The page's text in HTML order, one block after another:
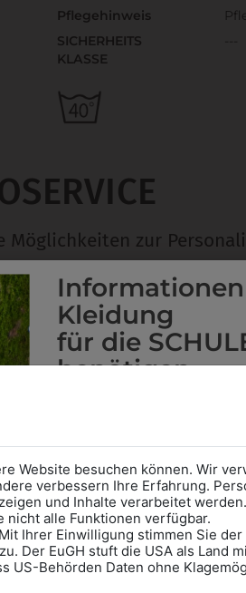
Pflegehinweis
SICHERHEITS
KLASSE
zur
bedruckt werden. Sehr
und beim Sticken wieder ab
AUCH
Website besuchen können. Wir
verbessern Ihre Erfahrung.
und Inhalte verarbeitet
alle Funktionen verfügbar.
Ihrer Einwilligung stimmen Sie
Der EuGH stuft die USA als Land
US-Behörden Daten ohne
Kleidung
für die
benötigen
AnprobeVorort im
das Kalendersymbol.
Ohne Termin kann es zu
Bitte nehmen Sie eine
für Ihren Einkauf mit.
Wir freuen uns - Das